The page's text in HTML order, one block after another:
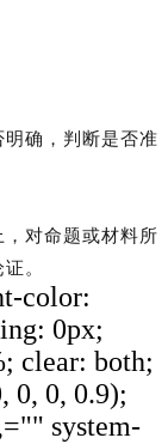
确，判断是否准
对命题或材料所
。
color:
0px;
clear: both;
0, 0, 0.9);
system-